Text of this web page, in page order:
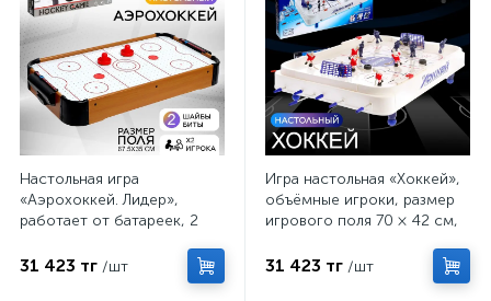
Настольная игра
«Аэрохоккей. Лидер»,
работает от батареек, 2
31 423 тг /шт
Игра настольная «Хоккей»,
объёмные игроки, размер
игрового поля 70 × 42 см,
31 423 тг /шт